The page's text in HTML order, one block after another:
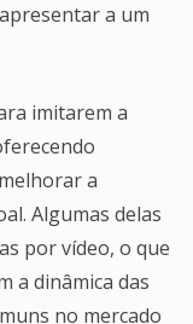
a um
imitarem a
a
Algumas delas
por vídeo, o que
a dinâmica das
no mercado